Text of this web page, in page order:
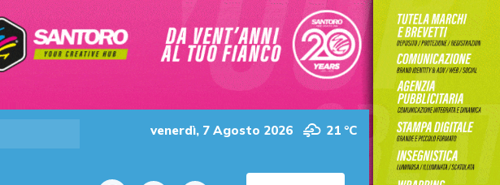
venerdì, 7 Agosto 2026 21 °C